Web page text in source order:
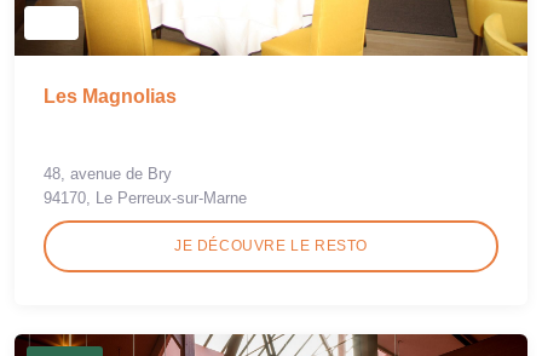
Les Magnolias
48, avenue de Bry
94170, Le Perreux-sur-Marne
JE DÉCOUVRE LE RESTO